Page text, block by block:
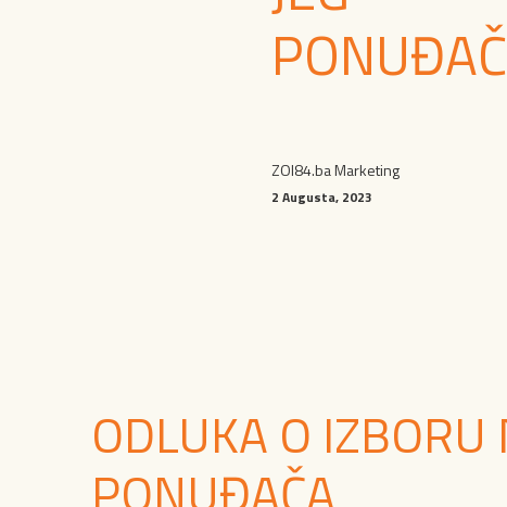
ZOI84.ba Marketing
2 Augusta, 2023
ODLUKA O IZBORU